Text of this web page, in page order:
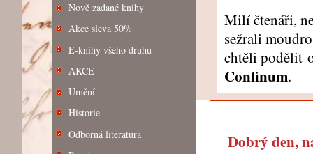
Nově zadané knihy
Akce sleva 50%
E-knihy všeho druhu
AKCE
Umění
Historie
Odborná literatura
Milí čtenáři,
sežrali
chtěli podělit
Confinum.
Dobrý den,